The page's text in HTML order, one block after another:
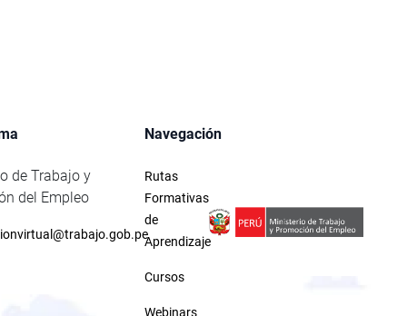
de Trabajo y
del Empleo
Navegación
Rutas
Formativas
de
Aprendizaje
Cursos
Webinars